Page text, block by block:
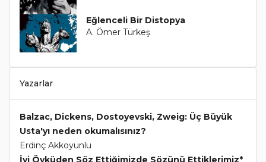
Eğlenceli Bir Distopya
A. Ömer Türkeş
Yazarlar
Balzac, Dickens, Dostoyevski, Zweig: Üç Büyük
Usta'yı neden okumalısınız?
Erdinç Akkoyunlu
İyi Öyküden Söz Ettiğimizde Sözünü Ettiklerimiz*